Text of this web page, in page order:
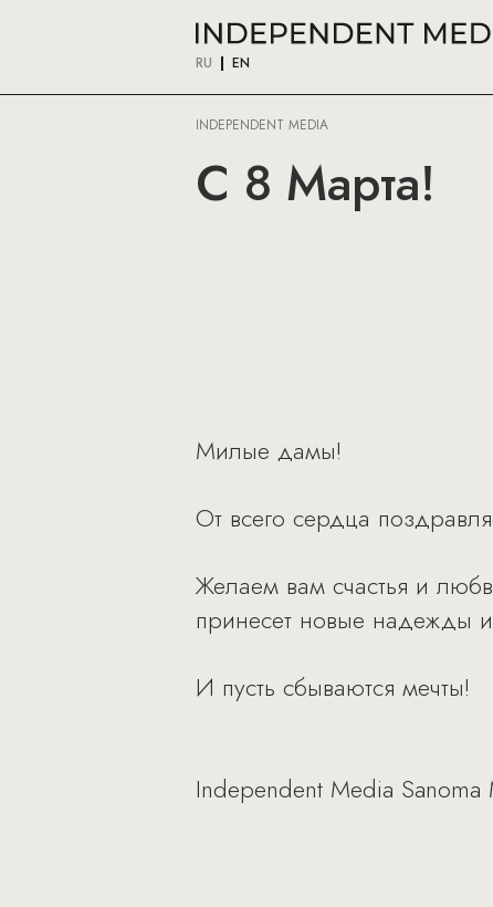
RU EN
INDEPENDENT MEDIA
С 8 Марта!
Милые дамы!
От всего сердца
Желаем вам счастья и
принесет новые надежды
И пусть сбываются мечты!
Independent Media Sanoma